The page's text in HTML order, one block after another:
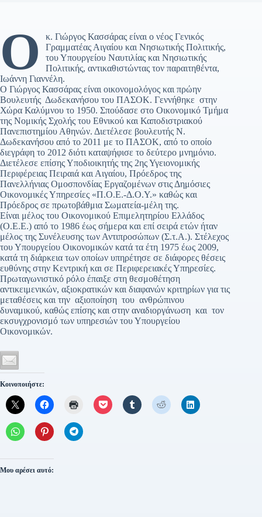
Ο
κ. Γιώργος Κασσάρας είναι ο νέος Γενικός
Γραμματέας Αιγαίου και Νησιωτικής Πολιτικής,
του Υπουργείου Ναυτιλίας και Νησιωτικής
Πολιτικής, αντικαθιστώντας τον παραιτηθέντα,
Ιωάννη Γιαννέλη.
Ο Γιώργος Κασσάρας είναι οικονομολόγος και πρώην
Βουλευτής Δωδεκανήσου του ΠΑΣΟΚ. Γεννήθηκε στην
Χώρα Καλύμνου το 1950. Σπούδασε στο Οικονομικό Τμήμα
της Νομικής Σχολής του Εθνικού και Καποδιστριακού
Πανεπιστημίου Αθηνών. Διετέλεσε βουλευτής Ν.
Δωδεκανήσου από το 2011 με το ΠΑΣΟΚ, από το οποίο
διεγράφη το 2012 διότι καταψήφισε το δεύτερο μνημόνιο.
Διετέλεσε επίσης Υποδιοικητής της 2ης Υγειονομικής
Περιφέρειας Πειραιά και Αιγαίου, Πρόεδρος της
Πανελλήνιας Ομοσπονδίας Εργαζομένων στις Δημόσιες
Οικονομικές Υπηρεσίες «Π.Ο.Ε.-Δ.Ο.Υ.» καθώς και
Πρόεδρος σε πρωτοβάθμια Σωματεία-μέλη της.
Είναι μέλος του Οικονομικού Επιμελητηρίου Ελλάδος
(Ο.Ε.Ε.) από το 1986 έως σήμερα και επί σειρά ετών ήταν
μέλος της Συνέλευσης των Αντιπροσώπων (Σ.τ.Α.). Στέλεχος
του Υπουργείου Οικονομικών κατά τα έτη 1975 έως 2009,
κατά τη διάρκεια των οποίων υπηρέτησε σε διάφορες θέσεις
ευθύνης στην Κεντρική και σε Περιφερειακές Υπηρεσίες.
Πρωταγωνιστικό ρόλο έπαιξε στη θεσμοθέτηση
αντικειμενικών, αξιοκρατικών και διαφανών κριτηρίων για τις
μεταθέσεις και την αξιοποίηση του ανθρώπινου
δυναμικού, καθώς επίσης και στην αναδιοργάνωση και τον
εκσυγχρονισμό των υπηρεσιών του Υπουργείου
Οικονομικών.
Κοινοποιήστε:
Μου αρέσει αυτό: